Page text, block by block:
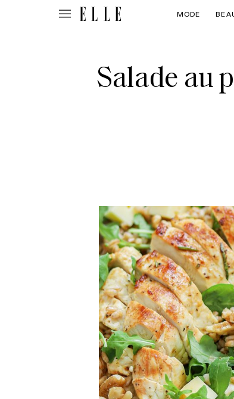
MODE
Salade au